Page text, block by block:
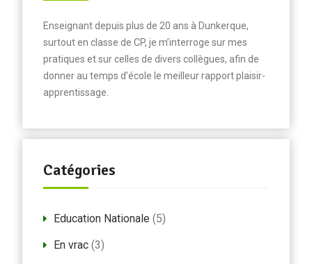
Enseignant depuis plus de 20 ans à Dunkerque,
surtout en classe de CP, je m’interroge sur mes
pratiques et sur celles de divers collègues, afin de
donner au temps d’école le meilleur rapport plaisir-
apprentissage.
Catégories
Education Nationale (5)
En vrac(3)